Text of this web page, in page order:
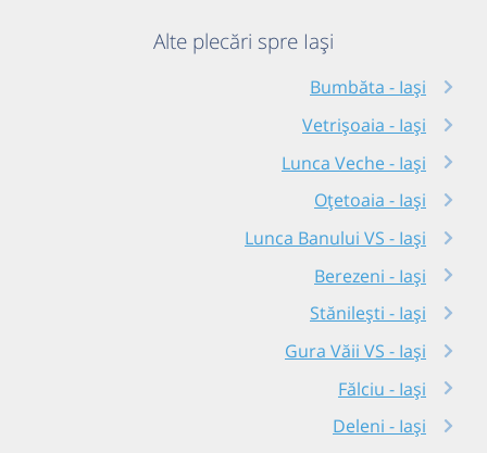
Alte plecări spre Iași
Bumbăta - Iași
Vetrișoaia - Iași
Lunca Veche - Iași
Oțetoaia - Iași
Lunca Banului VS - Iași
Berezeni - Iași
Stănilești - Iași
Gura Văii VS - Iași
Fălciu - Iași
Deleni - Iași